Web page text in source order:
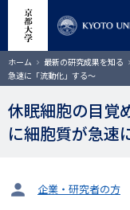
コ
ン
テ
ン
に
サ
ホーム 最新の研究成果を知る
急速に「流動化」する〜
休眠細胞の目覚
に細胞質が急速
タ
企業・研究者の方